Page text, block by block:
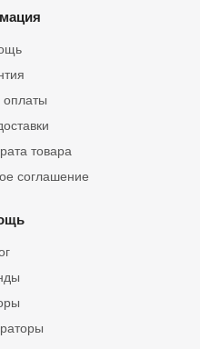
товара
соглашение